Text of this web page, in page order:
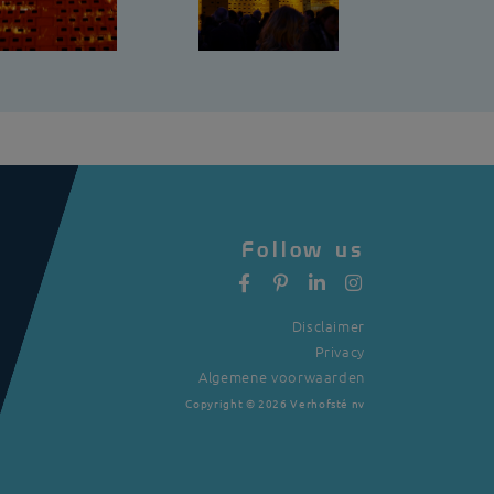
Follow us
Disclaimer
Privacy
Algemene voorwaarden
Copyright © 2026 Verhofsté nv